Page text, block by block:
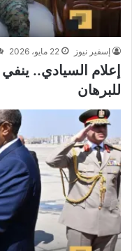
إسفير نيوز 22 مايو، 2026
إعلام السيادي..
للبرهان